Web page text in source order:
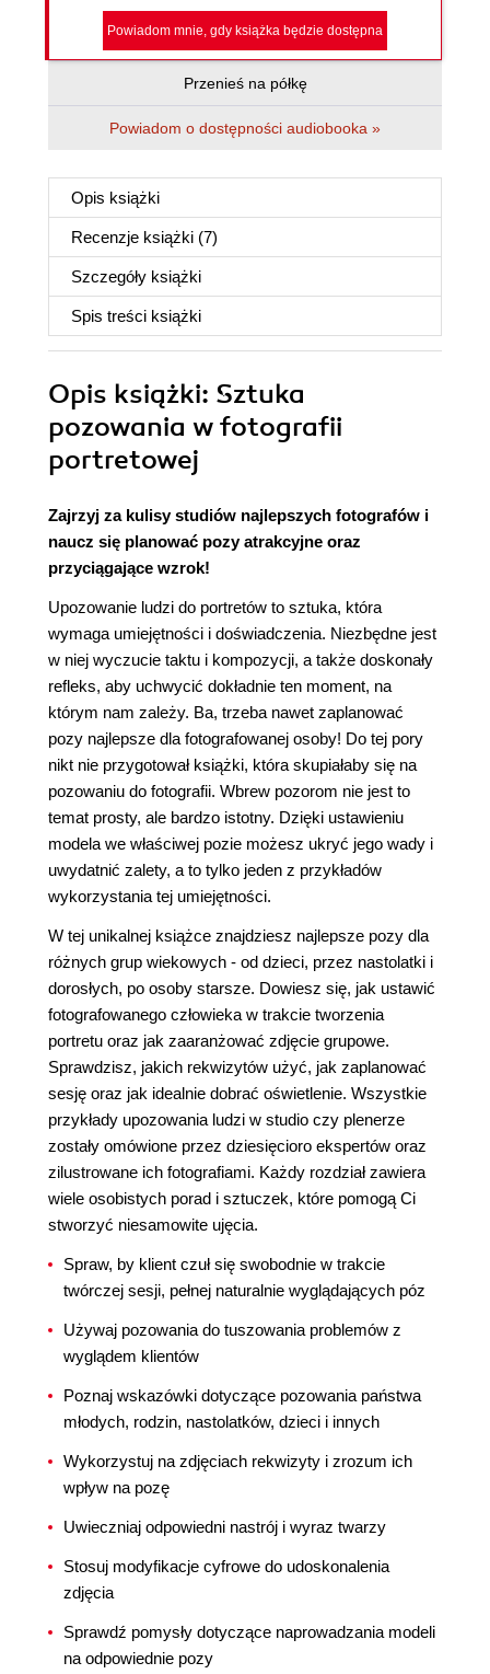
Powiadom mnie, gdy książka będzie dostępna
Przenieś na półkę
Powiadom o dostępności audiobooka »
Opis książki
Recenzje książki (7)
Szczegóły książki
Spis treści książki
Opis książki: Sztuka
pozowania w fotografii
portretowej
Zajrzyj za kulisy studiów najlepszych fotografów i
naucz się planować pozy atrakcyjne oraz
przyciągające wzrok!
Upozowanie ludzi do portretów to sztuka, która
wymaga umiejętności i doświadczenia. Niezbędne jest
w niej wyczucie taktu i kompozycji, a także doskonały
refleks, aby uchwycić dokładnie ten moment, na
którym nam zależy. Ba, trzeba nawet zaplanować
pozy najlepsze dla fotografowanej osoby! Do tej pory
nikt nie przygotował książki, która skupiałaby się na
pozowaniu do fotografii. Wbrew pozorom nie jest to
temat prosty, ale bardzo istotny. Dzięki ustawieniu
modela we właściwej pozie możesz ukryć jego wady i
uwydatnić zalety, a to tylko jeden z przykładów
wykorzystania tej umiejętności.
W tej unikalnej książce znajdziesz najlepsze pozy dla
różnych grup wiekowych - od dzieci, przez nastolatki i
dorosłych, po osoby starsze. Dowiesz się, jak ustawić
fotografowanego człowieka w trakcie tworzenia
portretu oraz jak zaaranżować zdjęcie grupowe.
Sprawdzisz, jakich rekwizytów użyć, jak zaplanować
sesję oraz jak idealnie dobrać oświetlenie. Wszystkie
przykłady upozowania ludzi w studio czy plenerze
zostały omówione przez dziesięcioro ekspertów oraz
zilustrowane ich fotografiami. Każdy rozdział zawiera
wiele osobistych porad i sztuczek, które pomogą Ci
stworzyć niesamowite ujęcia.
Spraw, by klient czuł się swobodnie w trakcie
twórczej sesji, pełnej naturalnie wyglądających póz
Używaj pozowania do tuszowania problemów z
wyglądem klientów
Poznaj wskazówki dotyczące pozowania państwa
młodych, rodzin, nastolatków, dzieci i innych
Wykorzystuj na zdjęciach rekwizyty i zrozum ich
wpływ na pozę
Uwieczniaj odpowiedni nastrój i wyraz twarzy
Stosuj modyfikacje cyfrowe do udoskonalenia
zdjęcia
Sprawdź pomysły dotyczące naprowadzania modeli
na odpowiednie pozy